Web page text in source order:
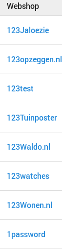
Webshop
123Jaloezie
123opzeggen.nl
123test
123Tuinposter
123Waldo.nl
123watches
123Wonen.nl
1password